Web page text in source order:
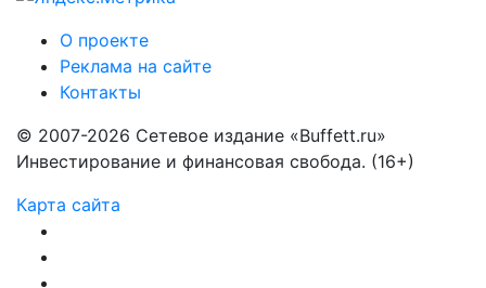
О проекте
Реклама на сайте
Контакты
© 2007-2026 Сетевое издание «Buffett.ru»
Инвестирование и финансовая свобода. (16+)
Карта сайта